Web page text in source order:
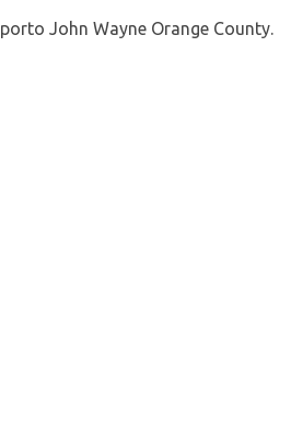
John Wayne Orange County.